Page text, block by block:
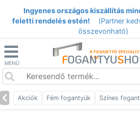
Ingyenes országos kiszállítás
feletti rendelés estén!
(Partner
összevonható)
MENÜ
A FOGANTYÚ
ÓTA
FOGANTYUS
Akciók Fém fogantyúk Színes